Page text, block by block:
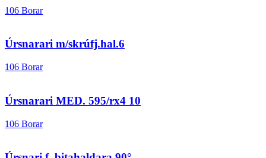
106 Borar
Úrsnarari m/skrúfj.hal.6
106 Borar
Úrsnarari MED. 595/rx4 10
106 Borar